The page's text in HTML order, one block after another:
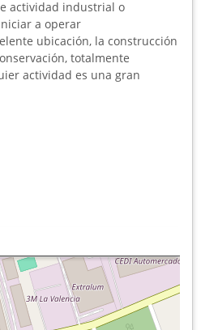
actividad industrial o
a operar
ubicación, la construcción
totalmente
actividad es una gran